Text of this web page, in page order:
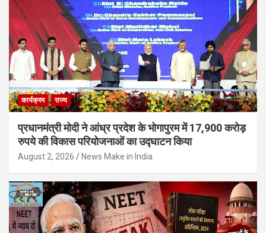
कार्यक्रम राज्य
प्रधानमंत्री मोदी ने आंध्र प्रदेश के भोगापुरम में 17,900 करोड़
रुपये की विकास परियोजनाओं का उद्घाटन किया
August 2, 2026 News Make in India